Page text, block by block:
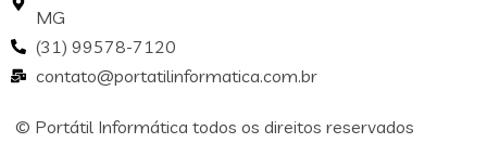
MG
(31) 99578-7120
contato@portatilinformatica.com.br
© Portátil Informática todos os direitos reservados